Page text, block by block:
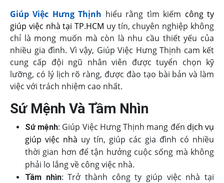
Giúp Việc Hưng Thịnh hiểu rằng tìm kiếm công ty
giúp việc nhà tại TP.HCM uy tín, chuyên nghiệp không
chỉ là mong muốn mà còn là nhu cầu thiết yếu của
nhiều gia đình. Vì vậy, Giúp Việc Hưng Thịnh cam kết
cung cấp đội ngũ nhân viên được tuyển chọn kỹ
lưỡng, có lý lịch rõ ràng, được đào tạo bài bản và làm
việc với trách nhiệm cao nhất.
Sứ Mệnh Và Tầm Nhìn
Sứ mệnh: Giúp Việc Hưng Thịnh mang đến dịch vụ
giúp việc nhà uy tín, giúp các gia đình có nhiều
thời gian hơn để tận hưởng cuộc sống mà không
phải lo lắng về công việc nhà.
Tầm nhìn: Trở thành công ty giúp việc nhà tại